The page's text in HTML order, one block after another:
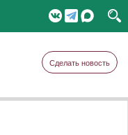
Сделать новость